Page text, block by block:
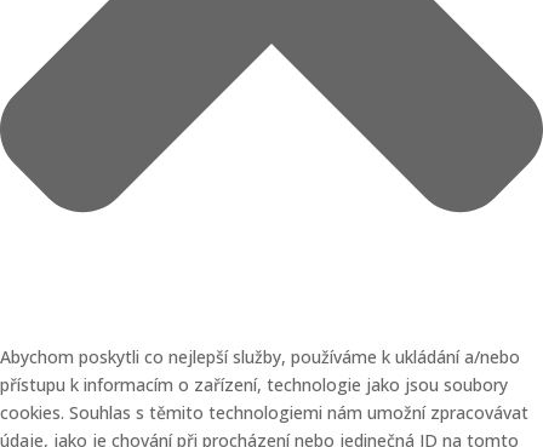
Abychom poskytli co nejlepší služby, používáme k ukládání a/nebo
přístupu k informacím o zařízení, technologie jako jsou soubory
cookies. Souhlas s těmito technologiemi nám umožní zpracovávat
údaje, jako je chování při procházení nebo jedinečná ID na tomto